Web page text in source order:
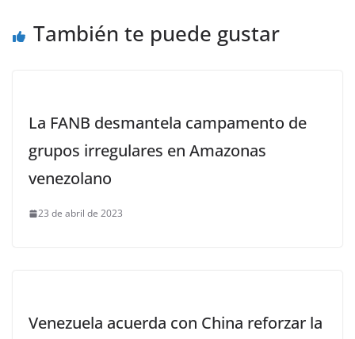
También te puede gustar
La FANB desmantela campamento de
grupos irregulares en Amazonas
venezolano
23 de abril de 2023
Venezuela acuerda con China reforzar la